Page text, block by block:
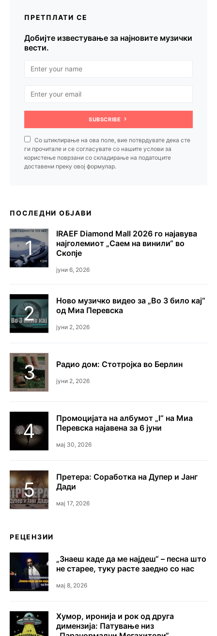
ПРЕТПЛАТИ СЕ
Добијте известување за најновите музички
вести.
SUBSCRIBE
Со штиклирање на ова поле, вие потврдувате дека сте
ги прочитале и се согласувате со нашите услови за
користење поврзани со складирање на податоците
доставени преку овој формулар.
ПОСЛЕДНИ ОБЈАВИ
IRAEF Diamond Mall 2026 го најавува
најголемиот „Саем на винили“ во
Скопје
јуни 6, 2026
Ново музичко видео за „Во 3 било кај“
од Миа Перевска
јуни 2, 2026
Радио дом: Стотројка во Берлин
јуни 2, 2026
Промоцијата на албумот „I“ на Миа
Перевска најавена за 6 јуни
мај 30, 2026
Претера: Соработка на Дупер и Јанг
Дади
мај 17, 2026
РЕЦЕНЗИИ
„Знаеш каде да ме најдеш“ – песна што
не старее, туку расте заедно со нас
мај 8, 2026
Хумор, иронија и рок од друга
димензија: Патување низ